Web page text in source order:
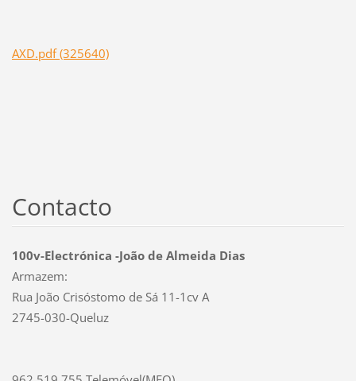
AXD.pdf (325640)
Contacto
100v-Electrónica -João de Almeida Dias
Armazem:
Rua João Crisóstomo de Sá 11-1cv A
2745-030-Queluz